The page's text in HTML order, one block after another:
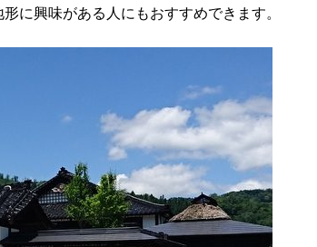
に興味がある人にもおすすめできます。